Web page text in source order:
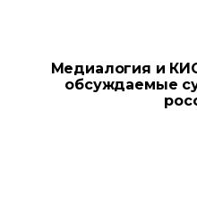
Медиалогия и
обсуждаемые